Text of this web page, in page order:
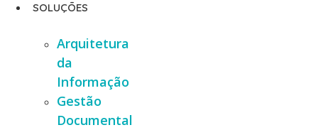
SOLUÇÕES
Arquitetura
da
Informação
Gestão
Documental